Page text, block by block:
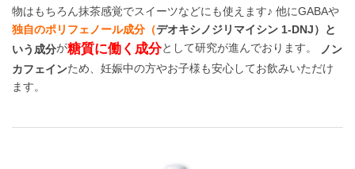
物はもちろん抹茶感覚でスイーツなどにも使えます♪ 他にGABAや
独自のポリフェノール成分（デオキシノジリマイシン 1-DNJ）と
いう成分が糖質に働く成分として研究が進んでおります。
ノン
カフェインため、妊娠中の方やお子様も安心してお飲みいただけ
ます。